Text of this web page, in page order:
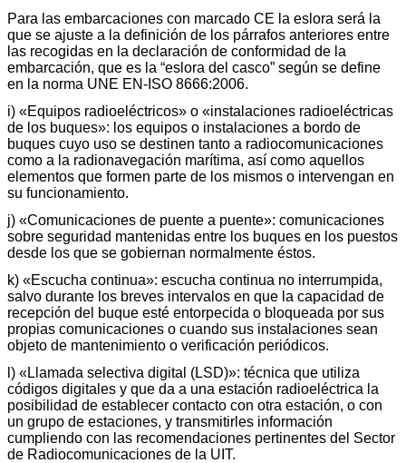
Para las embarcaciones con marcado CE la eslora será la
que se ajuste a la definición de los párrafos anteriores entre
las recogidas en la declaración de conformidad de la
embarcación, que es la “eslora del casco” según se define
en la norma UNE EN-ISO 8666:2006.
i) «Equipos radioeléctricos» o «instalaciones radioeléctricas
de los buques»: los equipos o instalaciones a bordo de
buques cuyo uso se destinen tanto a radiocomunicaciones
como a la radionavegación marítima, así como aquellos
elementos que formen parte de los mismos o intervengan en
su funcionamiento.
j) «Comunicaciones de puente a puente»: comunicaciones
sobre seguridad mantenidas entre los buques en los puestos
desde los que se gobiernan normalmente éstos.
k) «Escucha continua»: escucha continua no interrumpida,
salvo durante los breves intervalos en que la capacidad de
recepción del buque esté entorpecida o bloqueada por sus
propias comunicaciones o cuando sus instalaciones sean
objeto de mantenimiento o verificación periódicos.
l) «Llamada selectiva digital (LSD)»: técnica que utiliza
códigos digitales y que da a una estación radioeléctrica la
posibilidad de establecer contacto con otra estación, o con
un grupo de estaciones, y transmitirles información
cumpliendo con las recomendaciones pertinentes del Sector
de Radiocomunicaciones de la UIT.